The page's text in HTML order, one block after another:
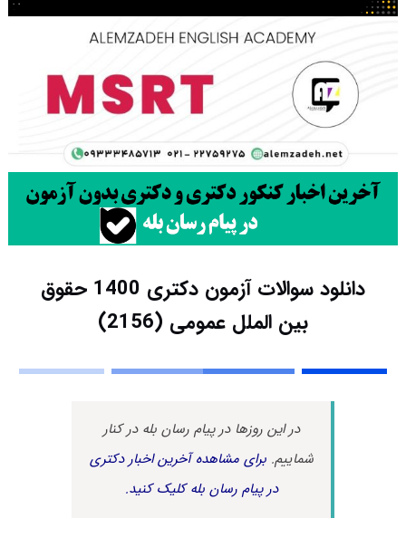
دانلود سوالات آزمون دکتری 1400 حقوق
بین ‌الملل عمومی (2156)
در این روزها در پیام رسان بله در کنار
شماییم.برای مشاهده آخرین اخبار دکتری
در پیام رسان بله کلیک کنید.